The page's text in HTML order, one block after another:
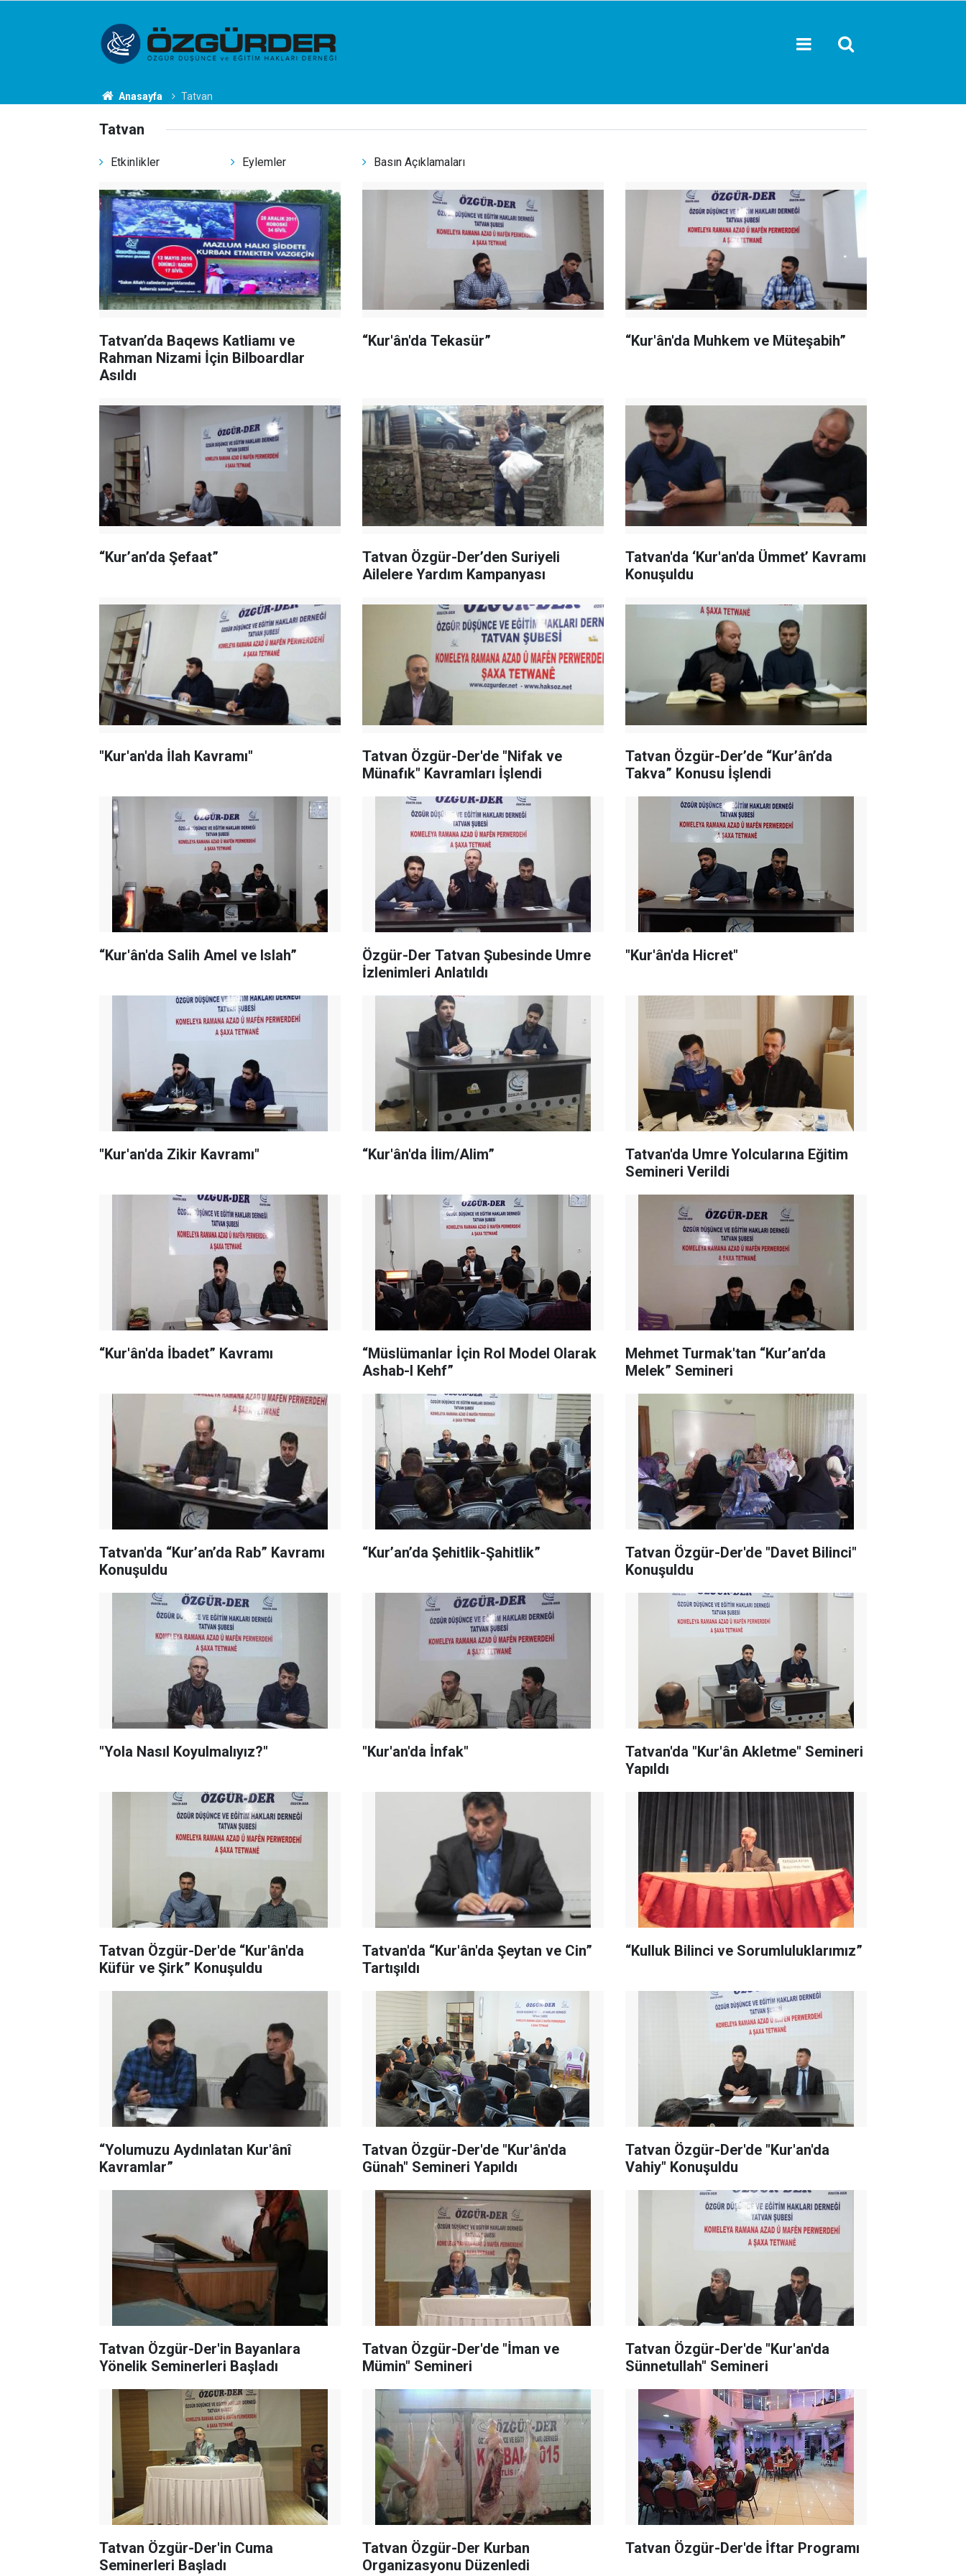
Anasayfa Tatvan
Tatvan
Etkinlikler Eylemler Basın Açıklamaları
Tatvan’da Baqews Katliamı ve
Rahman Nizami İçin Bilboardlar
Asıldı
“Kur'ân'da Tekasür” “Kur'ân'da Muhkem ve Müteşabih”
“Kur’an’da Şefaat”
Tatvan Özgür-Der’den Suriyeli
Ailelere Yardım Kampanyası
Tatvan'da ‘Kur'an'da Ümmet’ Kavramı
Konuşuldu
"Kur'an'da İlah Kavramı"
Tatvan Özgür-Der'de "Nifak ve
Münafık" Kavramları İşlendi
Tatvan Özgür-Der’de “Kur’ân’da
Takva” Konusu İşlendi
“Kur'ân'da Salih Amel ve Islah”
Özgür-Der Tatvan Şubesinde Umre
İzlenimleri Anlatıldı
"Kur'ân'da Hicret"
"Kur'an'da Zikir Kavramı" “Kur'ân'da İlim/Alim”
Tatvan'da Umre Yolcularına Eğitim
Semineri Verildi
“Kur'ân'da İbadet” Kavramı
“Müslümanlar İçin Rol Model Olarak
Ashab-I Kehf”
Mehmet Turmak'tan “Kur’an’da
Melek” Semineri
Tatvan'da “Kur’an’da Rab” Kavramı
Konuşuldu
“Kur’an’da Şehitlik-Şahitlik”
Tatvan Özgür-Der'de "Davet Bilinci"
Konuşuldu
"Yola Nasıl Koyulmalıyız?" "Kur'an'da İnfak"
Tatvan'da "Kur'ân Akletme" Semineri
Yapıldı
Tatvan Özgür-Der'de “Kur'ân'da
Küfür ve Şirk” Konuşuldu
Tatvan'da “Kur'ân'da Şeytan ve Cin”
Tartışıldı
“Kulluk Bilinci ve Sorumluluklarımız”
“Yolumuzu Aydınlatan Kur'ânî
Kavramlar”
Tatvan Özgür-Der'de "Kur'ân'da
Günah" Semineri Yapıldı
Tatvan Özgür-Der'de "Kur'an'da
Vahiy" Konuşuldu
Tatvan Özgür-Der'in Bayanlara
Yönelik Seminerleri Başladı
Tatvan Özgür-Der'de "İman ve
Mümin" Semineri
Tatvan Özgür-Der'de "Kur'an'da
Sünnetullah" Semineri
Tatvan Özgür-Der'in Cuma
Seminerleri Başladı
Tatvan Özgür-Der Kurban
Organizasyonu Düzenledi
Tatvan Özgür-Der'de İftar Programı